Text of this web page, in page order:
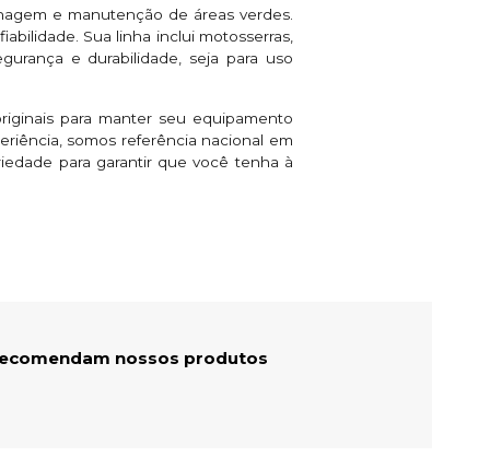
e manutenção de áreas verdes.
Sua linha inclui motosserras,
e durabilidade, seja para uso
para manter seu equipamento
somos referência nacional em
para garantir que você tenha à
nossos produtos